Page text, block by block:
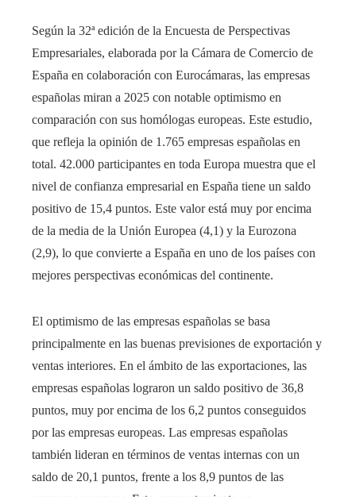
Según la 32ª edición de la Encuesta de Perspectivas
Empresariales, elaborada por la Cámara de Comercio de
España en colaboración con Eurocámaras, las empresas
españolas miran a 2025 con notable optimismo en
comparación con sus homólogas europeas. Este estudio,
que refleja la opinión de 1.765 empresas españolas en
total. 42.000 participantes en toda Europa muestra que el
nivel de confianza empresarial en España tiene un saldo
positivo de 15,4 puntos. Este valor está muy por encima
de la media de la Unión Europea (4,1) y la Eurozona
(2,9), lo que convierte a España en uno de los países con
mejores perspectivas económicas del continente.
El optimismo de las empresas españolas se basa
principalmente en las buenas previsiones de exportación y
ventas interiores. En el ámbito de las exportaciones, las
empresas españolas lograron un saldo positivo de 36,8
puntos, muy por encima de los 6,2 puntos conseguidos
por las empresas europeas. Las empresas españolas
también lideran en términos de ventas internas con un
saldo de 20,1 puntos, frente a los 8,9 puntos de las